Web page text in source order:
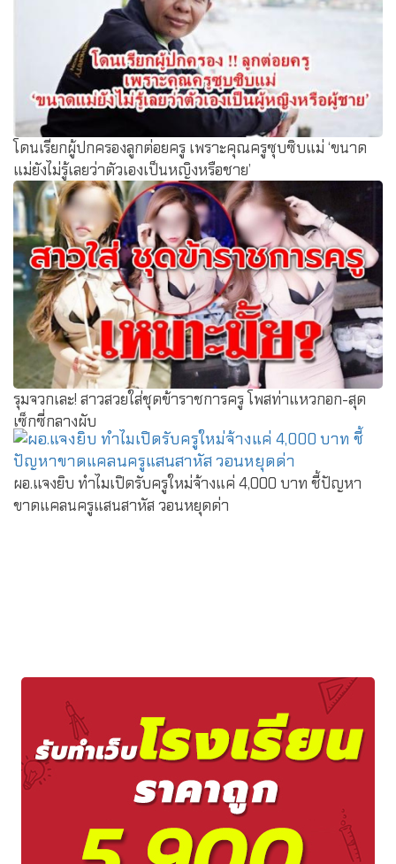
โดนเรียกผู้ปกครองลูกต่อยครู เพราะคุณครูซุบซิบแม่ ‘ขนาด
แม่ยังไม่รู้เลยว่าตัวเองเป็นหญิงหรือชาย’
รุมจวกเละ! สาวสวยใส่ชุดข้าราชการครู โพสท่าแหวกอก-สุด
เซ็กซี่กลางผับ
ผอ.แจงยิบ ทำไมเปิดรับครูใหม่จ้างแค่ 4,000 บาท ชี้ปัญหา
ขาดแคลนครูแสนสาหัส วอนหยุดด่า